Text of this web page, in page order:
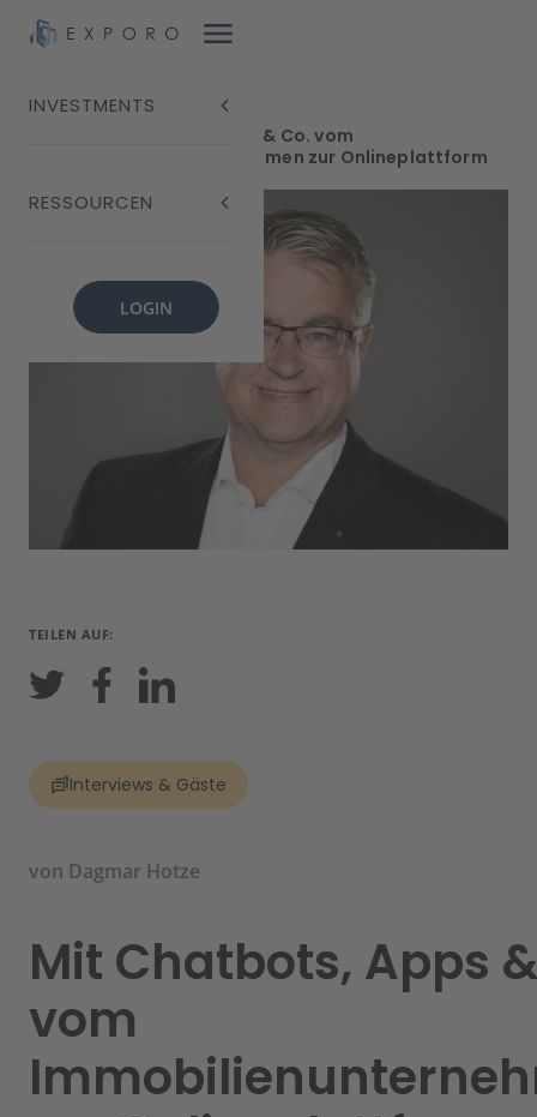
INVESTMENTS
RESSOURCEN
LOGIN
Mit Chatbots, Apps & Co. vom
Immobilienunternehmen zur Onlineplattform
TEILEN AUF:
Interviews & Gäste
von Dagmar Hotze
Mit Chatbots, Apps
vom